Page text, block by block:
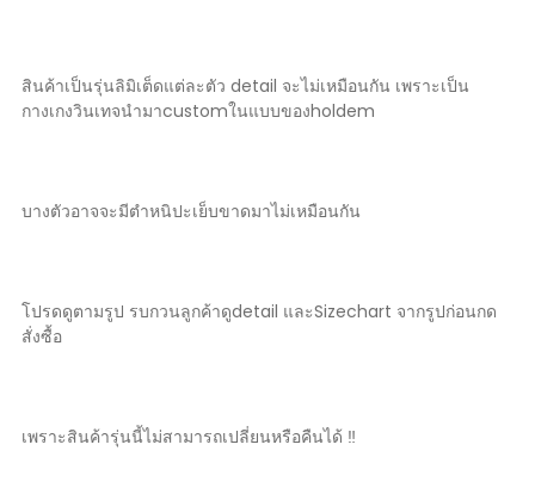
สินค้าเป็นรุ่นลิมิเต็ดแต่ละตัว detail จะไม่เหมือนกัน เพราะเป็น
กางเกงวินเทจนำมาcustomในแบบของholdem
บางตัวอาจจะมีตำหนิปะเย็บขาดมาไม่เหมือนกัน
โปรดดูตามรูป รบกวนลูกค้าดูdetail และSizechart จากรูปก่อนกด
สั่งซื้อ
เพราะสินค้ารุ่นนี้ไม่สามารถเปลี่ยนหรือคืนได้ ‼️